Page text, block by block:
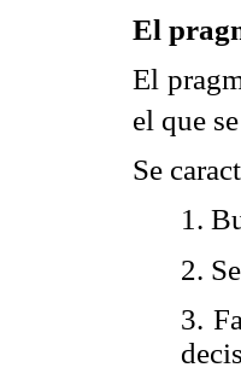
El
El
el que
Se
1.
2.
3.